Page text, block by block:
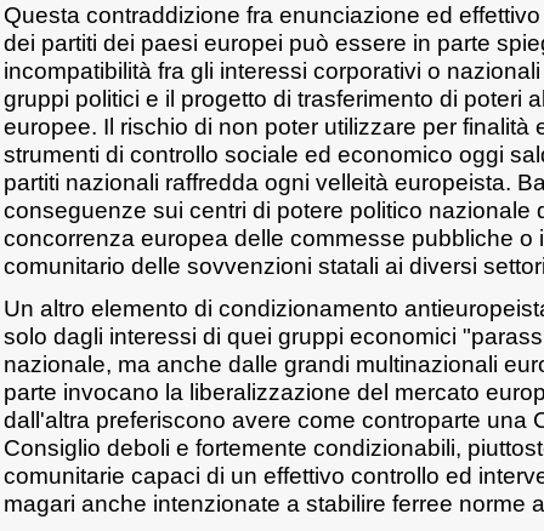
Questa contraddizione fra enunciazione ed
dei partiti dei paesi europei può essere in parte
incompatibilità fra gli interessi corporativi o
gruppi politici e il progetto di trasferimento di poteri
europee. Il rischio di non poter utilizzare per finalità
strumenti di controllo sociale ed economico oggi
partiti nazionali raffredda ogni velleità europeista.
conseguenze sui centri di potere politico nazionale
concorrenza europea delle commesse pubbliche o
comunitario delle sovvenzioni statali ai diversi
Un altro elemento di condizionamento
solo dagli interessi di quei gruppi economici
nazionale, ma anche dalle grandi multinazionali
parte invocano la liberalizzazione del mercato
dall'altra preferiscono avere come controparte una
Consiglio deboli e fortemente condizionabili,
comunitarie capaci di un effettivo controllo ed
magari anche intenzionate a stabilire ferree norme